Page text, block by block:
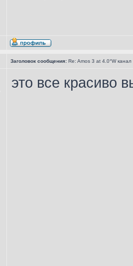
Заголовок сообщения: Re: Amos 3 at 4.0°W канал
это все красиво